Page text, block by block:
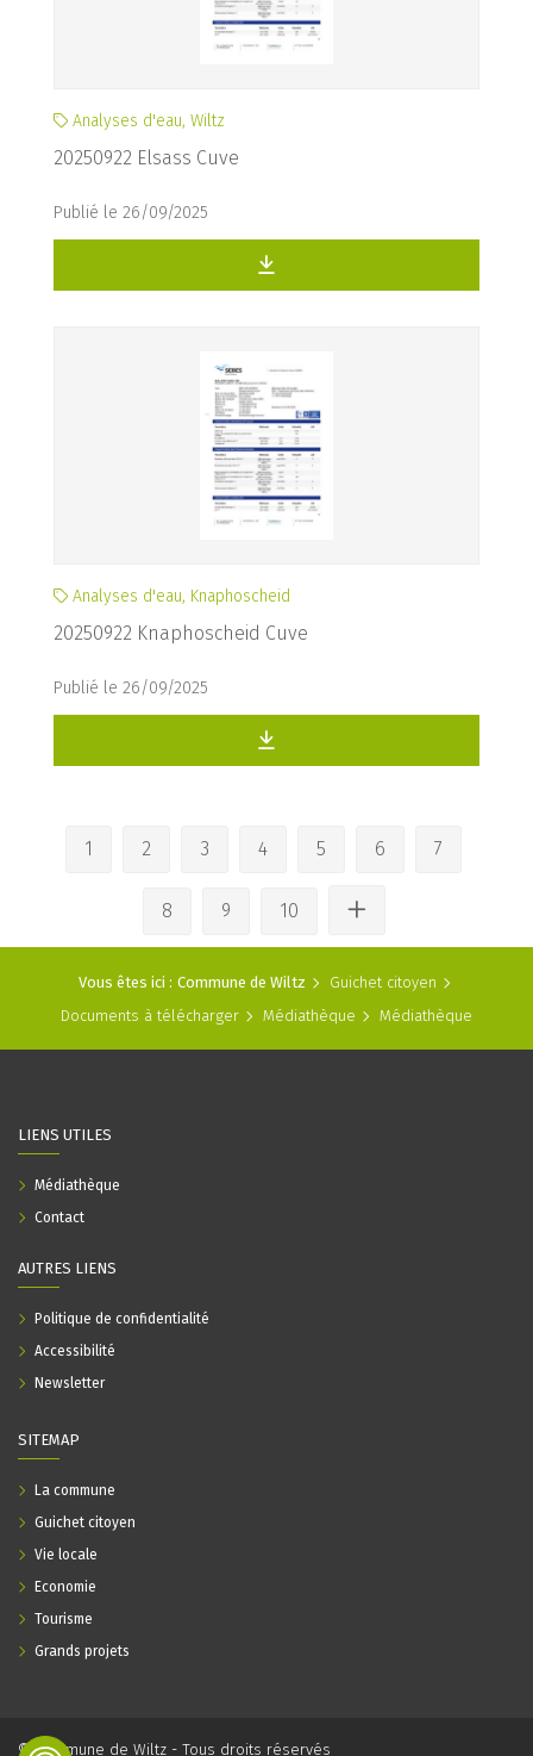
Analyses d'eau, Wiltz
20250922 Elsass Cuve
Publié le 26/09/2025
Analyses d'eau, Knaphoscheid
20250922 Knaphoscheid Cuve
Publié le 26/09/2025
1 2 3 4 5 6 7
8 9 10
Vous êtes ici : Commune de Wiltz
Guichet citoyen
Documents à télécharger
Médiathèque Médiathèque
SITEMAP
La commune
Guichet citoyen
Vie locale
Economie
Tourisme
Grands projets
LIENS UTILES
Médiathèque
Contact
AUTRES LIENS
Politique de confidentialité
Accessibilité
Newsletter
© Commune de Wiltz - Tous droits réservés